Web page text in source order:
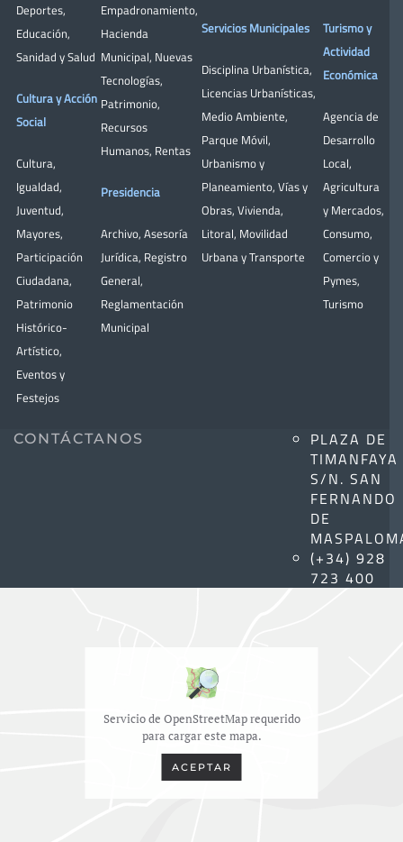
Deportes,
Educación,
Sanidad y Salud
Cultura y Acción
Social
Cultura,
Igualdad,
Juventud,
Mayores,
Participación
Ciudadana,
Patrimonio
Histórico-
Artístico,
Eventos y
Festejos
Empadronamiento,
Hacienda
Municipal, Nuevas
Tecnologías,
Patrimonio,
Recursos
Humanos, Rentas
Presidencia
Archivo, Asesoría
Jurídica, Registro
General,
Reglamentación
Municipal
Servicios Municipales
Disciplina Urbanística,
Licencias Urbanísticas,
Medio Ambiente,
Parque Móvil,
Urbanismo y
Planeamiento, Vías y
Obras, Vivienda,
Litoral, Movilidad
Urbana y Transporte
Turismo y
Actividad
Económica
Agencia de
Desarrollo
Local,
Agricultura
y Mercados,
Consumo,
Comercio y
Pymes,
Turismo
CONTÁCTANOS
PLAZA DE
TIMANFAYA
S/N. SAN
FERNANDO
DE
(+34) 928
723 400
Servicio de OpenStreetMap requerido
para cargar este mapa.
ACEPTAR